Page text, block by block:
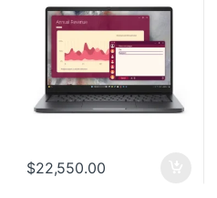
$22,550.00